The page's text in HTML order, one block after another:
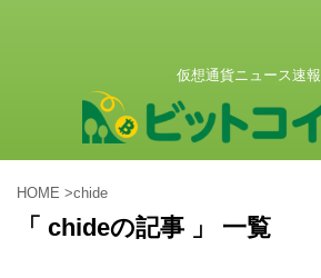
仮想通貨ニュース速報
HOME >chide
「 chideの記事 」 一覧